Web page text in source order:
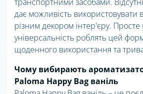
дає можливість використовувати
різним декором інтер'єру. Просте
універсальність роблять цей
щоденного використання та
Чому вибирають
Paloma Happy Bag ваніль